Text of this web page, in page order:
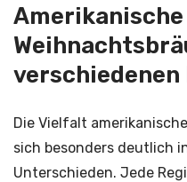
Amerikanische
verschiedenen
Die Vielfalt
sich besonders deutlich
Unterschieden. Jede